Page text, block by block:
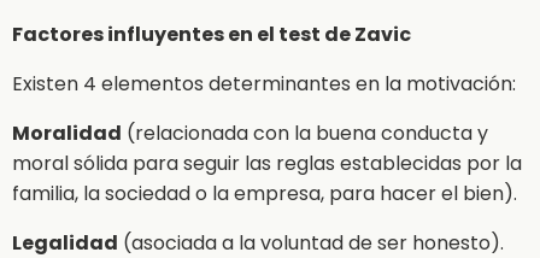
Factores influyentes en el test de Zavic
Existen 4 elementos determinantes en la motivación:
Moralidad (relacionada con la buena conducta y
moral sólida para seguir las reglas establecidas por la
familia, la sociedad o la empresa, para hacer el bien).
Legalidad (asociada a la voluntad de ser honesto).